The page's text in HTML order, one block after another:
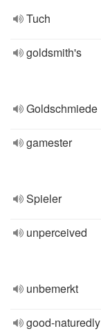
Tuch
goldsmith's
Goldschmiede
gamester
Spieler
unperceived
unbemerkt
good-naturedly